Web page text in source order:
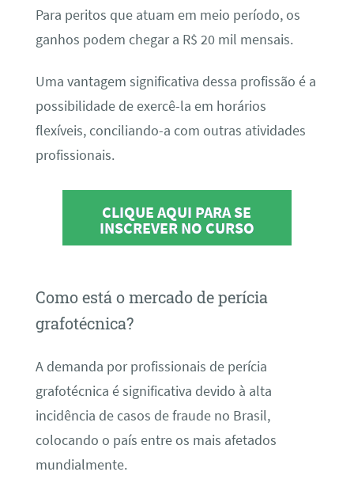
Para peritos que atuam em meio período, os
ganhos podem chegar a R$ 20 mil mensais.
Uma vantagem significativa dessa profissão é a
possibilidade de exercê-la em horários
flexíveis, conciliando-a com outras atividades
profissionais.
CLIQUE AQUI PARA SE
INSCREVER NO CURSO
Como está o mercado de perícia
grafotécnica?
A demanda por profissionais de perícia
grafotécnica é significativa devido à alta
incidência de casos de fraude no Brasil,
colocando o país entre os mais afetados
mundialmente.